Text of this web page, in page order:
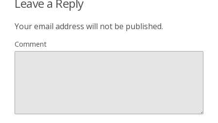
Your email address will not be published.
Comment